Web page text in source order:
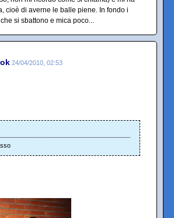
cioè di averne le balle piene. In fondo i
si sbattono e mica poco...
24/04/2010, 02:53